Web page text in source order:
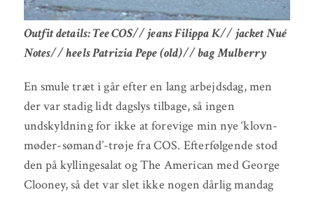
Outfit details: Tee COS// jeans Filippa K// jacket Nué
Notes// heels Patrizia Pepe (old)// bag Mulberry
En smule træt i går efter en lang arbejdsdag, men
der var stadig lidt dagslys tilbage, så ingen
undskyldning for ikke at forevige min nye ‘klovn-
møder-sømand’-trøje fra COS. Efterfølgende stod
den på kyllingesalat og The American med George
Clooney, så det var slet ikke nogen dårlig mandag